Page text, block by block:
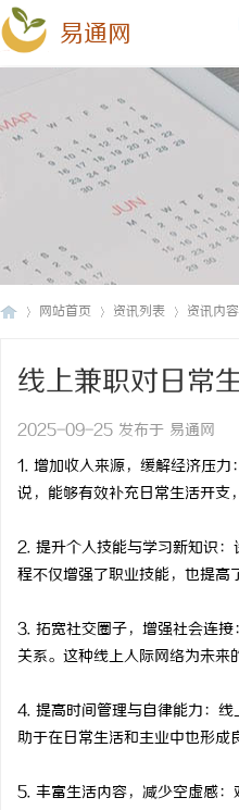
易通网
网站首页 资讯列表 资讯内容
线上兼职对日常
2025-09-25 发布于 易通网
1. 增加收入来源，缓解经济压
说，能够有效补充日常生活开支
2. 提升个人技能与学习新知识
程不仅增强了职业技能，也提高
3. 拓宽社交圈子，增强社会连
关系。这种线上人际网络为未来
4. 提高时间管理与自律能力：
助于在日常生活和主业中也形成
5. 丰富生活内容，减少空虚感